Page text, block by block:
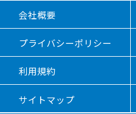
会社概要
プライバシーポリシー
利用規約
サイトマップ